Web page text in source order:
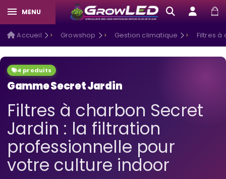
MENU
Accueil Growshop Gestion climatique Filtres à
4 produits
Gamme Secret Jardin
Filtres à charbon Secret
Jardin : la filtration
professionnelle pour
votre culture indoor